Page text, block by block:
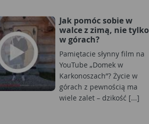
Jak pomóc sobie w
walce z zimą, nie tylko
w górach?
Pamiętacie słynny film na
YouTube „Domek w
Karkonoszach”? Życie w
górach z pewnością ma
wiele zalet – dzikość [...]